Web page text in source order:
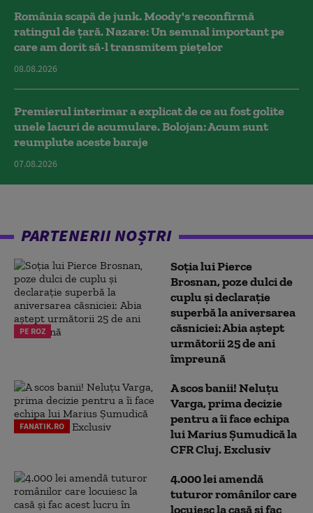
România scapă de junk. Moody's reconfirmă
ratingul de țară. Nazare: Un semnal important pe
care am dorit să-l transmitem piețelor
08.08.2026
Premierul interimar a explicat de ce au fost golite
unele lacuri de acumulare. Bolojan: Acum sunt
reumplute aceste baraje
07.08.2026
PARTENERII NOȘTRI
PE ROZ
Soția lui Pierce
Brosnan, poze dulci de
cuplu și declarație
superbă la aniversarea
căsniciei: Abia aștept
următorii 25 de ani
împreună
FANATIK.RO
A scos banii! Neluțu
Varga, prima decizie
pentru a îi face echipa
lui Marius Șumudică la
CFR Cluj. Exclusiv
4.000 lei amendă
tuturor românilor care
locuiesc la casă și fac